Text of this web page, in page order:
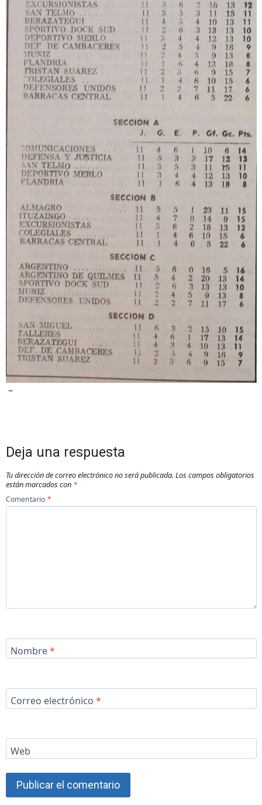
–
Deja una respuesta
Tu dirección de correo electrónico no será publicada. Los campos obligatorios
están marcados con *
Comentario *
Nombre*
Correo electrónico *
Web